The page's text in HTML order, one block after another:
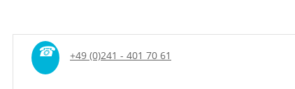
☎ +49 (0)241 - 401 70 61